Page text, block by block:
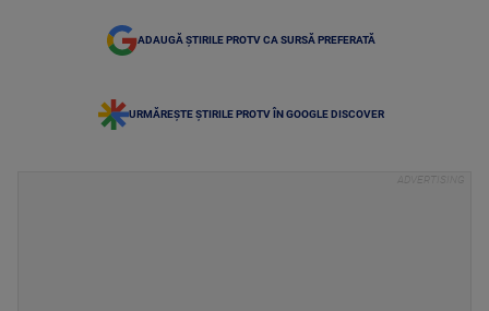
ADAUGĂ ȘTIRILE PROTV CA SURSĂ PREFERATĂ
URMĂREȘTE ȘTIRILE PROTV ÎN GOOGLE DISCOVER